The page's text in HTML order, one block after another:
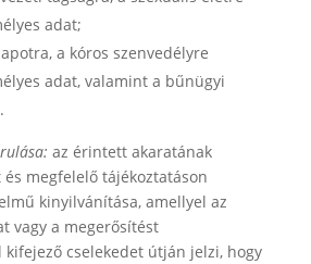
adat;
a kóros szenvedélyre
adat, valamint a bűnügyi
az érintett akaratának
megfelelő tájékoztatáson
kinyilvánítása, amellyel az
vagy a megerősítést
cselekedet útján jelzi, hogy